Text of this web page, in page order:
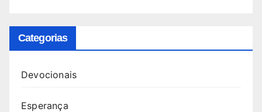
Categorias
Devocionais
Esperança